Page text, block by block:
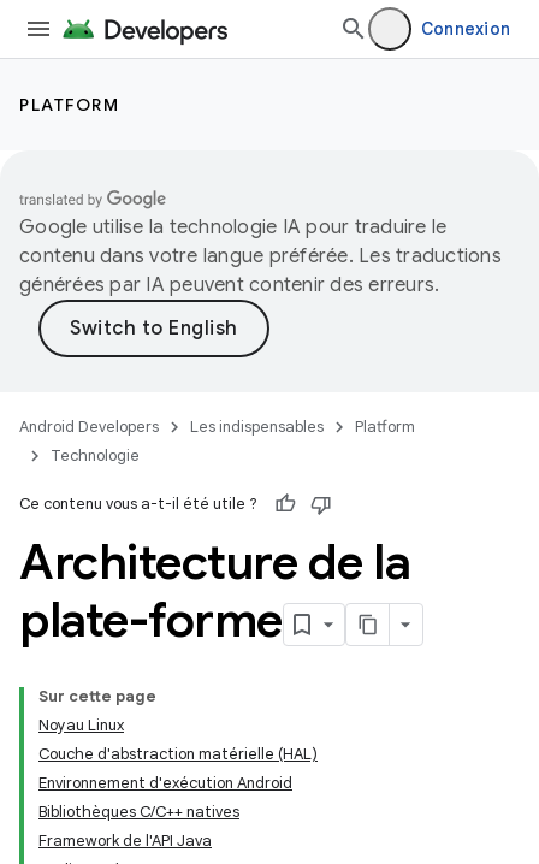
Connexion
PLATFORM
Google utilise la technologie IA pour traduire le
contenu dans votre langue préférée. Les traductions
générées par IA peuvent contenir des erreurs.
Android Developers Les indispensables
Platform
Technologie
Ce contenu vous a-t-il été utile ?
Architecture de la
plate-forme
Sur cette page
Noyau Linux
Couche d'abstraction matérielle (HAL)
Environnement d'exécution Android
Bibliothèques C/C++ natives
Framework de l'API Java